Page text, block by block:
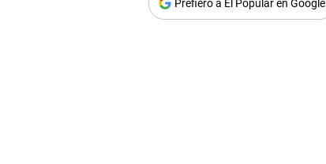
Prefiero a El Popular en Google